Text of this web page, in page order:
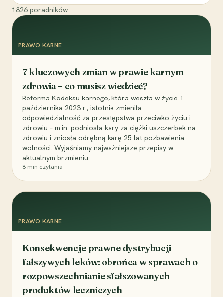
1826 poradników
PRAWO KARNE
7 kluczowych zmian w prawie karnym
zdrowia – co musisz wiedzieć?
Reforma Kodeksu karnego, która weszła w życie 1
października 2023 r., istotnie zmieniła
odpowiedzialność za przestępstwa przeciwko życiu i
zdrowiu – m.in. podniosła kary za ciężki uszczerbek na
zdrowiu i zniosła odrębną karę 25 lat pozbawienia
wolności. Wyjaśniamy najważniejsze przepisy w
aktualnym brzmieniu.
8 min czytania
PRAWO KARNE
Konsekwencje prawne dystrybucji
fałszywych leków: obrońca w sprawach o
rozpowszechnianie sfałszowanych
produktów leczniczych